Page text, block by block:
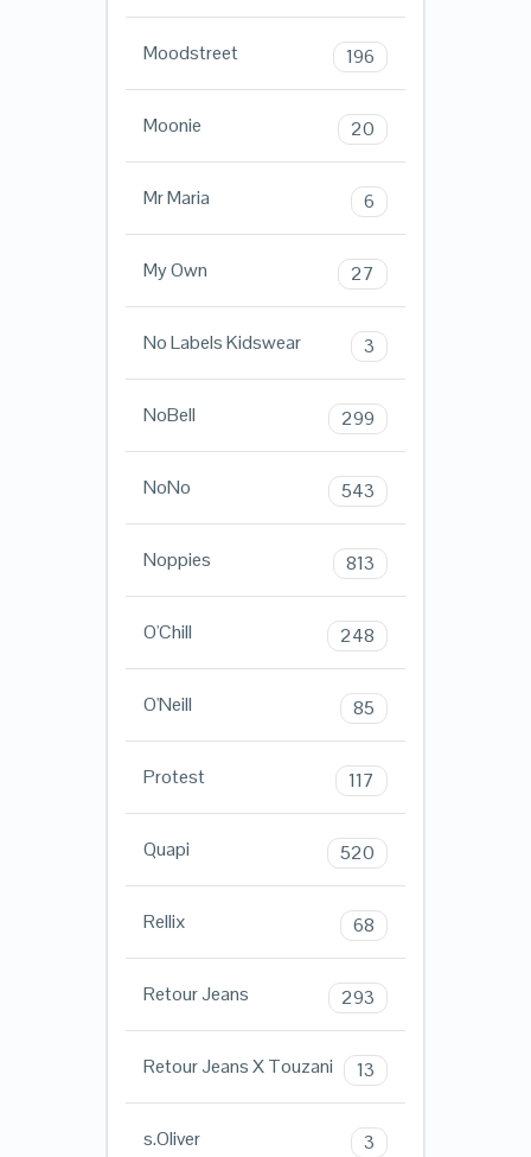
Moodstreet 196
Moonie 20
Mr Maria 6
My Own 27
No Labels Kidswear 3
NoBell 299
NoNo 543
Noppies 813
O'Chill 248
O'Neill 85
Protest 117
Quapi 520
Rellix 68
Retour Jeans 293
Retour Jeans X Touzani 13
s.Oliver 3